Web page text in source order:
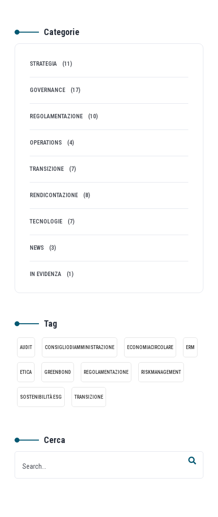
Categorie
STRATEGIA (11)
GOVERNANCE (17)
REGOLAMENTAZIONE (10)
OPERATIONS (4)
TRANSIZIONE (7)
RENDICONTAZIONE (8)
TECNOLOGIE (7)
NEWS (3)
IN EVIDENZA (1)
Tag
AUDIT CONSIGLIODIAMMINISTRAZIONE ECONOMIACIRCOLARE ERM
ETICA GREENBOND REGOLAMENTAZIONE RISKMANAGEMENT
SOSTENIBILITÀ ESG TRANSIZIONE
Cerca